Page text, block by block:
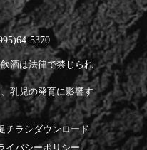
5370
酒は法律で禁じられ
乳児の発育に影響す
チラシダウンロード
イバシーポリシー